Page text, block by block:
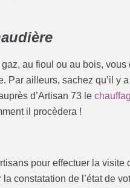
au fioul ou au bois,
Par ailleurs, sachez qu’il y
d’Artisan 73 le
il procèdera !
pour effectuer la
constatation de l’état de